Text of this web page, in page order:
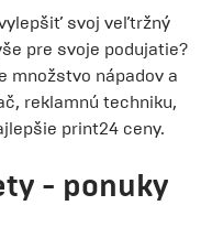
svoj veľtržný
pre svoje podujatie?
množstvo nápadov a
reklamnú techniku,
print24 ceny.
- ponuky